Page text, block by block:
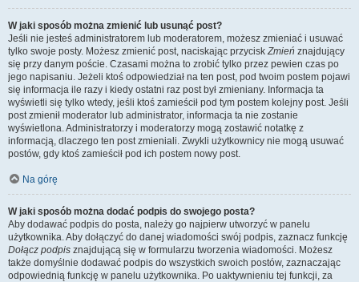
W jaki sposób można zmienić lub usunąć post?
Jeśli nie jesteś administratorem lub moderatorem, możesz zmieniać i usuwać
tylko swoje posty. Możesz zmienić post, naciskając przyciskZmień znajdujący
się przy danym poście. Czasami można to zrobić tylko przez pewien czas po
jego napisaniu. Jeżeli ktoś odpowiedział na ten post, pod twoim postem pojawi
się informacja ile razy i kiedy ostatni raz post był zmieniany. Informacja ta
wyświetli się tylko wtedy, jeśli ktoś zamieścił pod tym postem kolejny post. Jeśli
post zmienił moderator lub administrator, informacja ta nie zostanie
wyświetlona. Administratorzy i moderatorzy mogą zostawić notatkę z
informacją, dlaczego ten post zmieniali. Zwykli użytkownicy nie mogą usuwać
postów, gdy ktoś zamieścił pod ich postem nowy post.
Na górę
W jaki sposób można dodać podpis do swojego posta?
Aby dodawać podpis do posta, należy go najpierw utworzyć w panelu
użytkownika. Aby dołączyć do danej wiadomości swój podpis, zaznacz funkcję
Dołącz podpis znajdującą się w formularzu tworzenia wiadomości. Możesz
także domyślnie dodawać podpis do wszystkich swoich postów, zaznaczając
odpowiednią funkcję w panelu użytkownika. Po uaktywnieniu tej funkcji, za